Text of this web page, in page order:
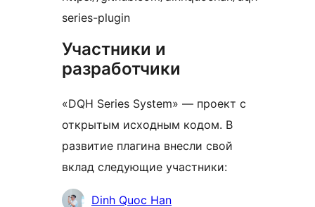
series-plugin
Участники и
разработчики
«DQH Series System» — проект с
открытым исходным кодом. В
развитие плагина внесли свой
вклад следующие участники:
УчастникиDinh Quoc Han